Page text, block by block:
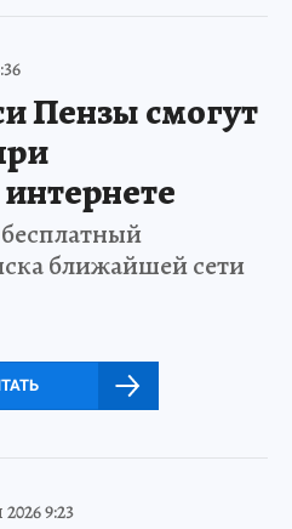
Пензы смогут
ближайшей сети
9:23